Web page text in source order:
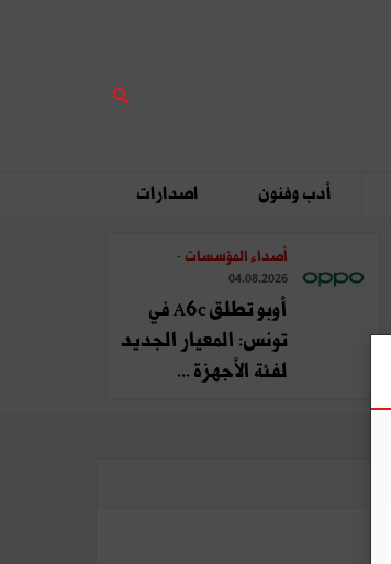
أدب وفنون اصدارات
أصداء المؤسسات -
04.08.2026
أوبو تطلق A6c في
تونس: المعيار الجديد
لفئة الأجهزة ...